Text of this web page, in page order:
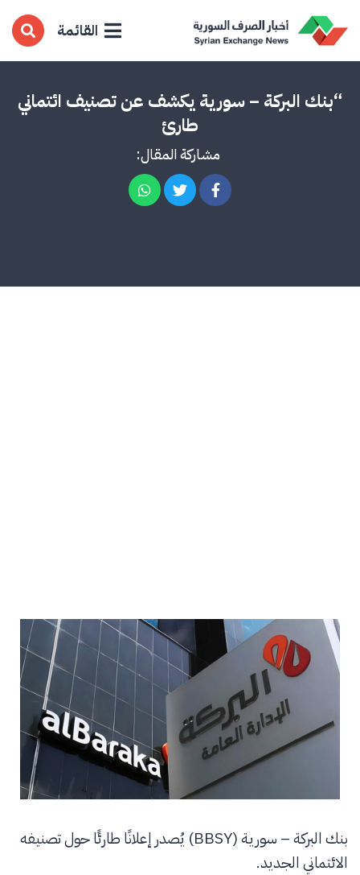
القائمة
“بنك البركة – سورية يكشف عن تصنيف ائتماني
طارئ
مشاركة المقال:
بنك البركة – سورية (BBSY) يُصدر إعلانًا طارئًا حول تصنيفه
الائتماني الجديد.